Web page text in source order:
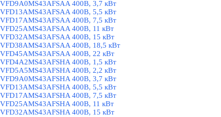
VFD9A0MS43AFSAA 400В, 3,7 кВт
VFD13AMS43AFSAA 400В, 5,5 кВт
VFD17AMS43AFSAA 400В, 7,5 кВт
VFD25AMS43AFSAA 400В, 11 кВт
VFD32AMS43AFSAA 400В, 15 кВт
VFD38AMS43AFSAA 400В, 18,5 кВт
VFD45AMS43AFSAA 400В, 22 кВт
VFD4A2MS43AFSHA 400В, 1,5 кВт
VFD5A5MS43AFSHA 400В, 2,2 кВт
VFD9A0MS43AFSHA 400В, 3,7 кВт
VFD13AMS43AFSHA 400В, 5,5 кВт
VFD17AMS43AFSHA 400В, 7,5 кВт
VFD25AMS43AFSHA 400В, 11 кВт
VFD32AMS43AFSHA 400В, 15 кВт